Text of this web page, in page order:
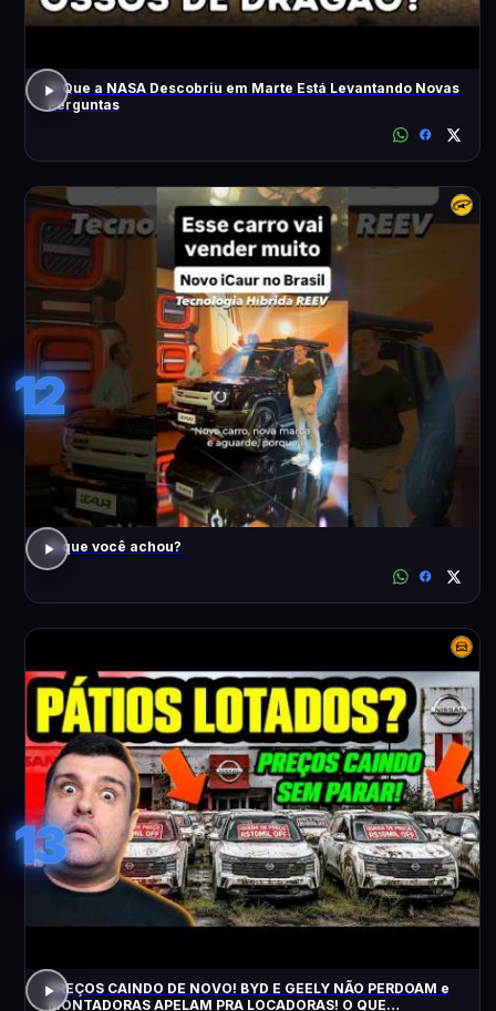
O Que a NASA Descobriu em Marte Está Levantando Novas
Perguntas
12
O que você achou?
13
PREÇOS CAINDO DE NOVO! BYD E GEELY NÃO PERDOAM e
MONTADORAS APELAM PRA LOCADORAS! O QUE